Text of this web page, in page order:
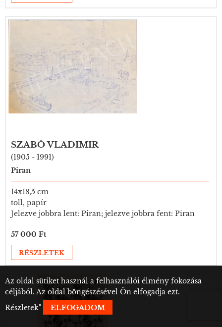
SZABÓ VLADIMIR
(1905 - 1991)
Piran
14x18,5 cm
toll, papír
Jelezve jobbra lent: Piran; jelezve jobbra fent: Piran
57 000 Ft
RÉSZLETEK
Az oldal sütiket használ a felhasználói élmény fokozása
céljából. Az oldal böngészésével Ön elfogadja ezt.
Részletek" ELFOGADOM